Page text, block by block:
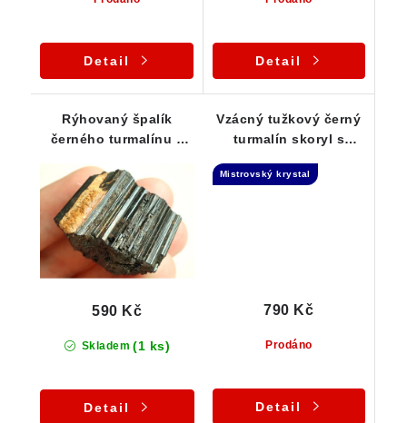
Detail Detail
Rýhovaný špalík
černého turmalínu s
Skladem (1 ks)
590 Kč
Detail
Vzácný tužkový černý
turmalín skoryl s
Laserová hůlka
Mistrovský krystal
Prodáno
790 Kč
Detail